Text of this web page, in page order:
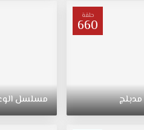
حلقة
660
مدبلج مسلسل